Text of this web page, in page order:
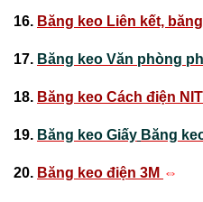
16. Băng keo Liên kết,
17. Băng keo Văn phòng
18. Băng keo Cách điện
19. Băng keo Giấy Băng
20. Băng keo điện 3M ⇔